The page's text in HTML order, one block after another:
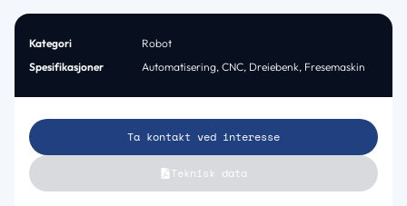
Kategori
Robot
Spesifikasjoner
Automatisering, CNC, Dreiebenk, Fresemaskin
Ta kontakt ved interesse
Teknisk data